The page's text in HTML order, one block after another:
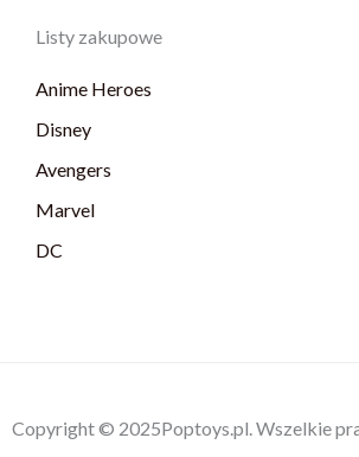
Listy zakupowe
Anime Heroes
Disney
Avengers
Marvel
DC
Copyright © 2025Poptoys.pl. Wszelkie